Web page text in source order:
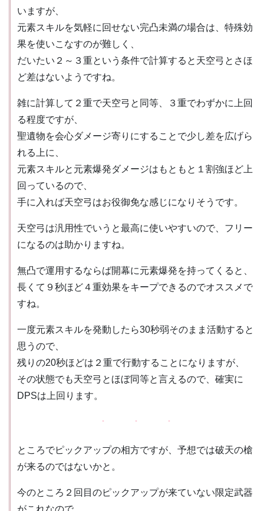
いますが、
元素スキルを気軽に回せない完凸未満の場合は、特殊効
果を使いこなすのが難しく、
だいたい２～３重という条件で計算すると天空弓とさほ
ど差はないようですね。
雑に計算して２重で天空弓と同等、３重でわずかに上回
る程度ですが、
聖遺物を会心ダメージ寄りにすることで少し差を広げら
れる上に、
元素スキルと元素爆発ダメージはもともと１割強ほど上
回っているので、
手に入れば天空弓はお役御免な感じになりそうです。
天空弓は汎用性でいうと最高に使いやすいので、フリー
になるのは助かりますね。
無凸で運用するならば開幕に元素爆発を持ってくると、
長くて９秒ほど４重効果をキープできるのでオススメで
すね。
一度元素スキルを発動したら30秒弱そのまま活動すると
思うので、
残りの20秒ほどは２重で行動することになりますが、
その状態でも天空弓とほぼ同等と言えるので、確実に
DPSは上回ります。
ところでピックアップの相方ですが、予想では破天の槍
が来るのではないかと。
今のところ２回目のピックアップが来ていない限定武器
がこれなので、